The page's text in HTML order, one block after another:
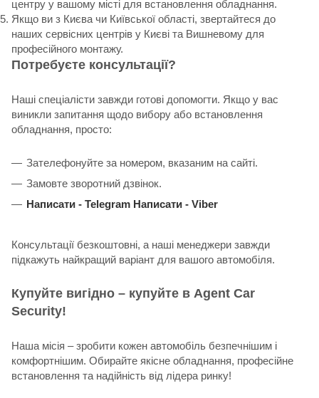
центру у вашому місті для встановлення обладнання.
Якщо ви з Києва чи Київської області, звертайтеся до
наших сервісних центрів у Києві та Вишневому для
професійного монтажу.
Потребуєте консультації?
Наші спеціалісти завжди готові допомогти. Якщо у вас
виникли запитання щодо вибору або встановлення
обладнання, просто:
Зателефонуйте за номером, вказаним на сайті.
Замовте зворотний дзвінок.
Написати - Telegram Написати - Viber
Консультації безкоштовні, а наші менеджери завжди
підкажуть найкращий варіант для вашого автомобіля.
Купуйте вигідно – купуйте в Agent Car
Security!
Наша місія – зробити кожен автомобіль безпечнішим і
комфортнішим. Обирайте якісне обладнання, професійне
встановлення та надійність від лідера ринку!